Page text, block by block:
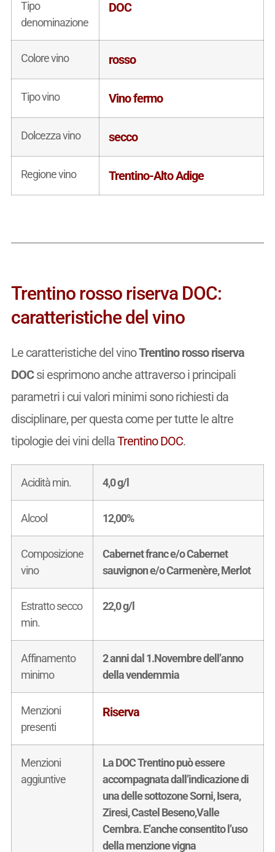
Tipo
denominazione
DOC
Colore vino rosso
Tipo vino Vino fermo
Dolcezza vino secco
Regione vino Trentino-Alto Adige
Trentino rosso riserva DOC:
caratteristiche del vino
Le caratteristiche del vinoTrentino rosso riserva
DOCsi esprimono anche attraverso i principali
parametri i cui valori minimi sono richiesti da
disciplinare, per questa come per tutte le altre
tipologie dei vini dellaTrentino DOC.
Acidità min. 4,0 g/l
Alcool 12,00%
Composizione
vino
Cabernet franc e/o Cabernet
sauvignon e/o Carmenère, Merlot
Estratto secco
min.
22,0 g/l
Affinamento
minimo
2 anni dal 1.Novembre dell’anno
della vendemmia
Menzioni
presenti
Riserva
Menzioni
aggiuntive
La DOC Trentino può essere
accompagnata dall’indicazione di
una delle sottozone Sorni, Isera,
Ziresi, Castel Beseno,Valle
Cembra. E’anche consentito l’uso
della menzione vigna